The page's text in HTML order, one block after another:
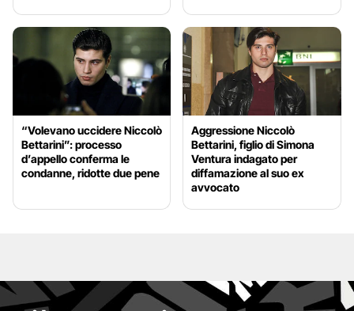
“Volevano uccidere Niccolò
Bettarini”: processo
d’appello conferma le
condanne, ridotte due pene
Aggressione Niccolò
Bettarini, figlio di Simona
Ventura indagato per
diffamazione al suo ex
avvocato